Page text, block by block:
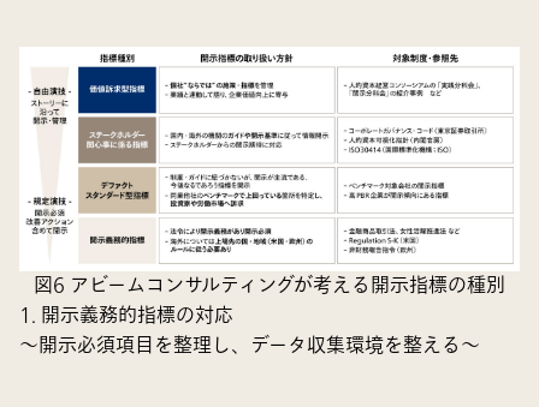
図6 アビームコンサルティングが考える開示指標の種別
1. 開示義務的指標の対応
～開示必須項目を整理し、データ収集環境を整える～